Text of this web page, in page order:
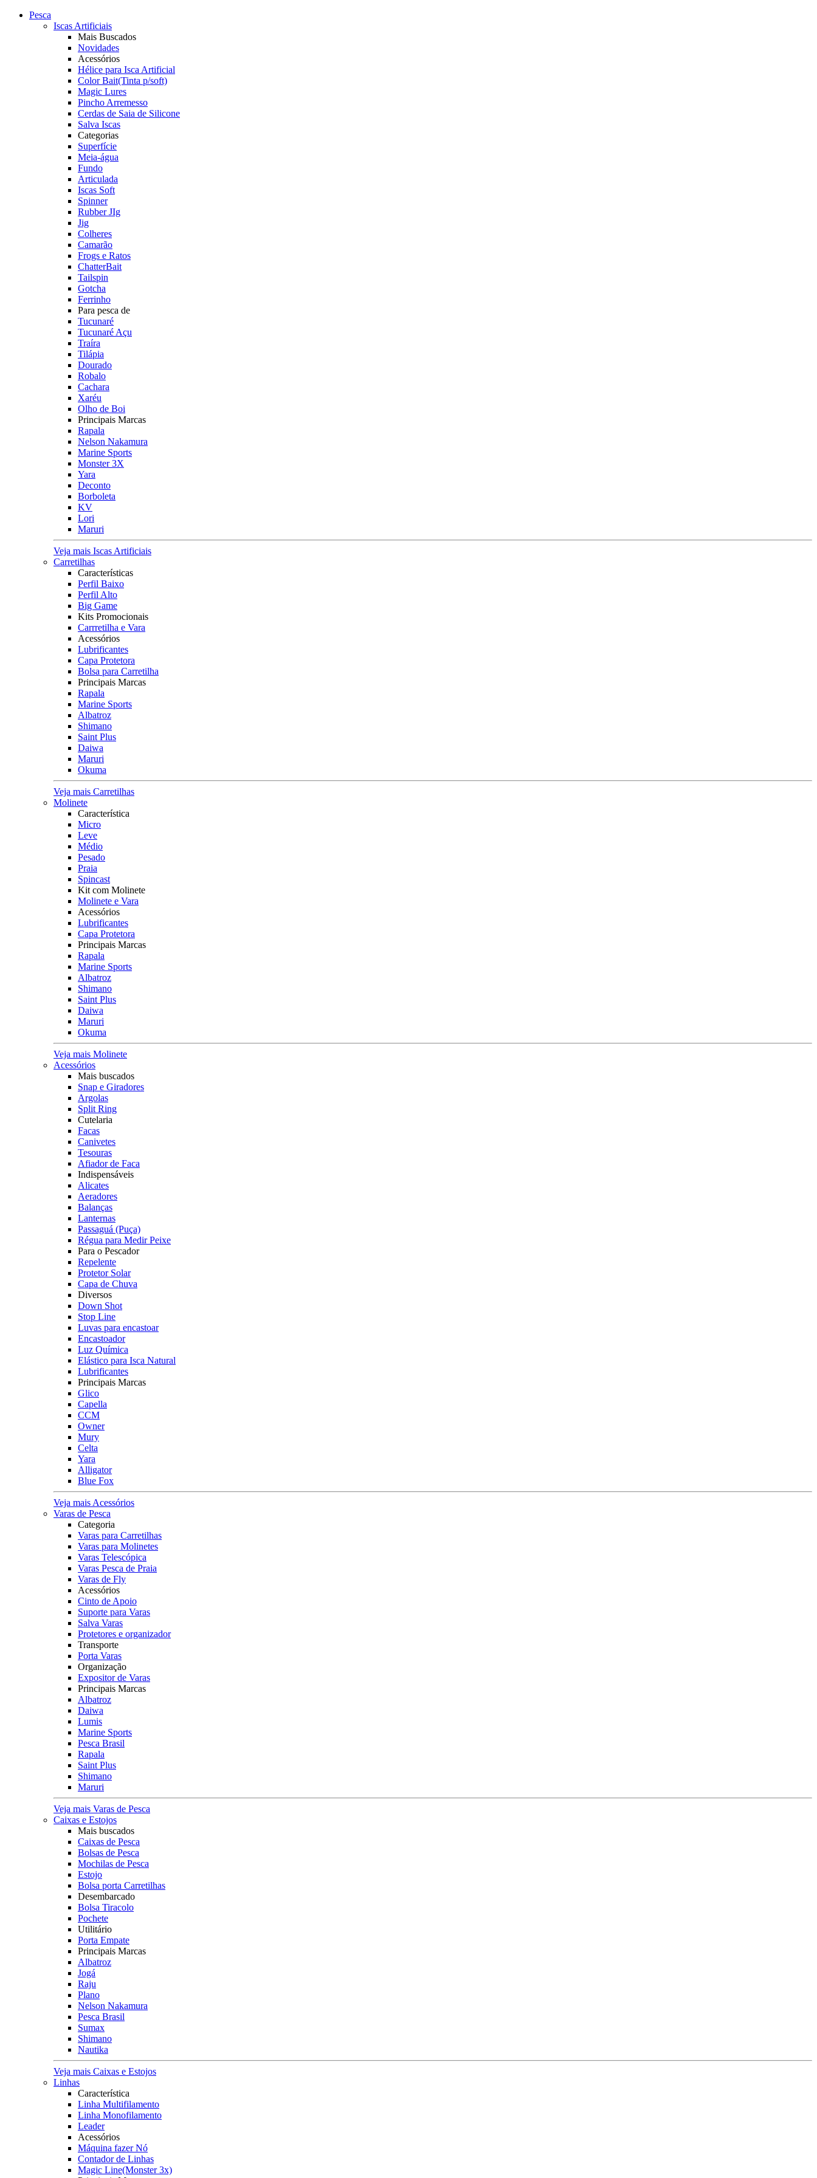
Pesca
Iscas Artificiais
Mais Buscados
Novidades
Acessórios
Hélice para Isca Artificial
Color Bait(Tinta p/soft)
Magic Lures
Pincho Arremesso
Cerdas de Saia de Silicone
Salva Iscas
Categorias
Superfície
Meia-água
Fundo
Articulada
Iscas Soft
Spinner
Rubber JIg
Jig
Colheres
Camarão
Frogs e Ratos
ChatterBait
Tailspin
Gotcha
Ferrinho
Para pesca de
Tucunaré
Tucunaré Açu
Traíra
Tilápia
Dourado
Robalo
Cachara
Xaréu
Olho de Boi
Principais Marcas
Rapala
Nelson Nakamura
Marine Sports
Monster 3X
Yara
Deconto
Borboleta
KV
Lori
Maruri
Veja mais Iscas Artificiais
Carretilhas
Características
Perfil Baixo
Perfil Alto
Big Game
Kits Promocionais
Carrretilha e Vara
Acessórios
Lubrificantes
Capa Protetora
Bolsa para Carretilha
Principais Marcas
Rapala
Marine Sports
Albatroz
Shimano
Saint Plus
Daiwa
Maruri
Okuma
Veja mais Carretilhas
Molinete
Característica
Micro
Leve
Médio
Pesado
Praia
Spincast
Kit com Molinete
Molinete e Vara
Acessórios
Lubrificantes
Capa Protetora
Principais Marcas
Rapala
Marine Sports
Albatroz
Shimano
Saint Plus
Daiwa
Maruri
Okuma
Veja mais Molinete
Acessórios
Mais buscados
Snap e Giradores
Argolas
Split Ring
Cutelaria
Facas
Canivetes
Tesouras
Afiador de Faca
Indispensáveis
Alicates
Aeradores
Balanças
Lanternas
Passaguá (Puça)
Régua para Medir Peixe
Para o Pescador
Repelente
Protetor Solar
Capa de Chuva
Diversos
Down Shot
Stop Line
Luvas para encastoar
Encastoador
Luz Química
Elástico para Isca Natural
Lubrificantes
Principais Marcas
Glico
Capella
CCM
Owner
Mury
Celta
Yara
Alligator
Blue Fox
Veja mais Acessórios
Varas de Pesca
Categoria
Varas para Carretilhas
Varas para Molinetes
Varas Telescópica
Varas Pesca de Praia
Varas de Fly
Acessórios
Cinto de Apoio
Suporte para Varas
Salva Varas
Protetores e organizador
Transporte
Porta Varas
Organização
Expositor de Varas
Principais Marcas
Albatroz
Daiwa
Lumis
Marine Sports
Pesca Brasil
Rapala
Saint Plus
Shimano
Maruri
Veja mais Varas de Pesca
Caixas e Estojos
Mais buscados
Caixas de Pesca
Bolsas de Pesca
Mochilas de Pesca
Estojo
Bolsa porta Carretilhas
Desembarcado
Bolsa Tiracolo
Pochete
Utilitário
Porta Empate
Principais Marcas
Albatroz
Jogá
Raju
Plano
Nelson Nakamura
Pesca Brasil
Sumax
Shimano
Nautika
Veja mais Caixas e Estojos
Linhas
Característica
Linha Multifilamento
Linha Monofilamento
Leader
Acessórios
Máquina fazer Nó
Contador de Linhas
Magic Line(Monster 3x)